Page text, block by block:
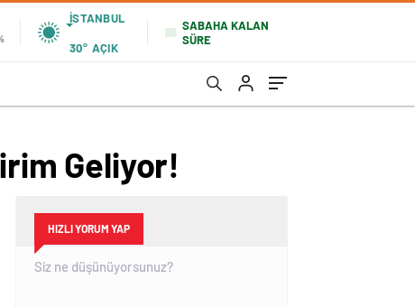
İSTANBUL
30° AÇIK
SABAHA KALAN
SÜRE
Geliyor!
HIZLI YORUM YAP